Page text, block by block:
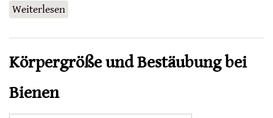
Weiterlesen
Körpergröße und Bestäubung bei
Bienen